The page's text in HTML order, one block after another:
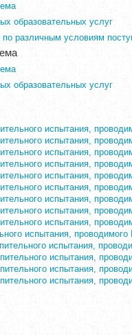
образовательных услуг
различным условиям
образовательных услуг
испытания,
испытания,
испытания,
испытания,
испытания,
испытания,
испытания,
испытания,
испытания,
испытания,
испытания,
испытания,
испытания,
испытания,